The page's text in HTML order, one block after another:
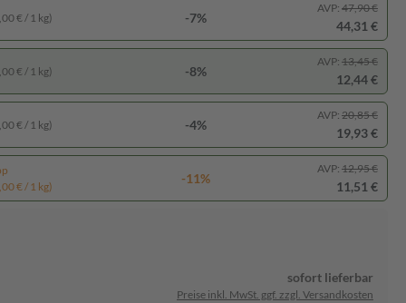
€ / 1 kg) -7%
AVP: 47,90 €
44,31 €
€ / 1 kg) -8%
AVP: 13,45 €
12,44 €
€ / 1 kg) -4%
AVP: 20,85 €
19,93 €
€ / 1 kg)
-11%
AVP: 12,95 €
11,51 €
sofort lieferbar
Preise inkl. MwSt. ggf. zzgl. Versandkosten